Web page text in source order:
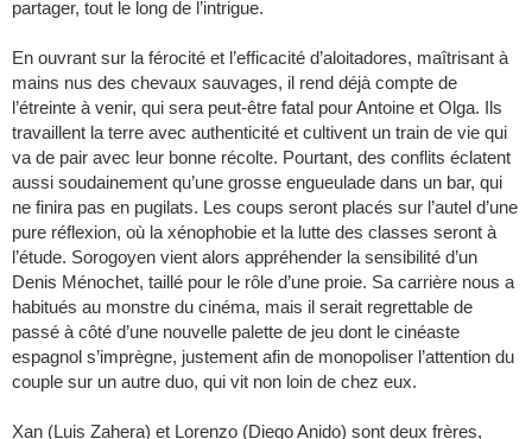
partager, tout le long de l’intrigue.
En ouvrant sur la férocité et l’efficacité d’aloitadores, maîtrisant à
mains nus des chevaux sauvages, il rend déjà compte de
l’étreinte à venir, qui sera peut-être fatal pour Antoine et Olga. Ils
travaillent la terre avec authenticité et cultivent un train de vie qui
va de pair avec leur bonne récolte. Pourtant, des conflits éclatent
aussi soudainement qu’une grosse engueulade dans un bar, qui
ne finira pas en pugilats. Les coups seront placés sur l’autel d’une
pure réflexion, où la xénophobie et la lutte des classes seront à
l’étude. Sorogoyen vient alors appréhender la sensibilité d’un
Denis Ménochet, taillé pour le rôle d’une proie. Sa carrière nous a
habitués au monstre du cinéma, mais il serait regrettable de
passé à côté d’une nouvelle palette de jeu dont le cinéaste
espagnol s’imprègne, justement afin de monopoliser l’attention du
couple sur un autre duo, qui vit non loin de chez eux.
Xan (Luis Zahera) et Lorenzo (Diego Anido) sont deux frères,